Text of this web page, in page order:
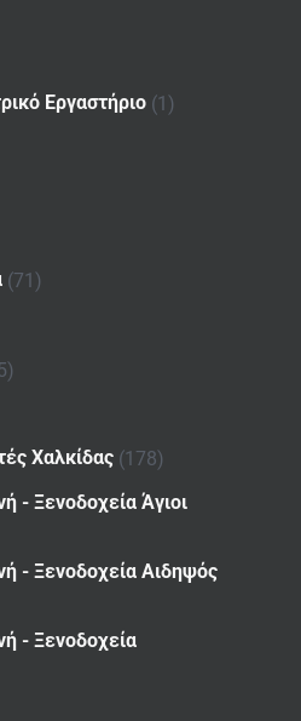
Εργαστήριο (1)
(71)
Χαλκίδας (178)
- Ξενοδοχεία Άγιοι
- Ξενοδοχεία Αιδηψός
- Ξενοδοχεία